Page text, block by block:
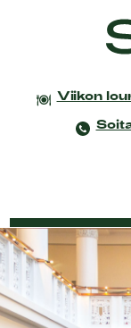
Viikon
Etusivu
Coworking